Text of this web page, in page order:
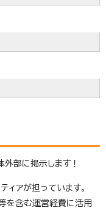
外部に掲示します！
ィアが担っています。
を含む運営経費に活用